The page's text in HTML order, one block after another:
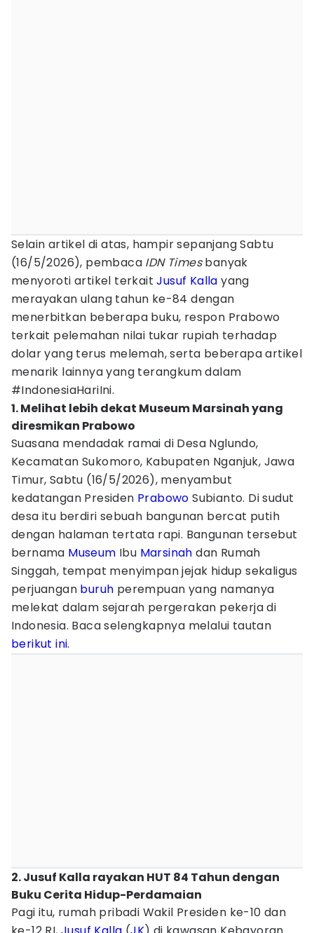
Selain artikel di atas, hampir sepanjang Sabtu
(16/5/2026), pembaca IDN Timesbanyak
menyoroti artikel terkaitJusuf Kalla yang
merayakan ulang tahun ke-84 dengan
menerbitkan beberapa buku, respon Prabowo
terkait pelemahan nilai tukar rupiah terhadap
dolar yang terus melemah, serta beberapa artikel
menarik lainnya yang terangkum dalam
#IndonesiaHariIni.
1. Melihat lebih dekat Museum Marsinah yang
diresmikan Prabowo
Suasana mendadak ramai di Desa Nglundo,
Kecamatan Sukomoro, Kabupaten Nganjuk, Jawa
Timur, Sabtu (16/5/2026), menyambut
kedatangan Presiden Prabowo Subianto. Di sudut
desa itu berdiri sebuah bangunan bercat putih
dengan halaman tertata rapi. Bangunan tersebut
bernama Museum Ibu Marsinah dan Rumah
Singgah, tempat menyimpan jejak hidup sekaligus
perjuangan buruh perempuan yang namanya
melekat dalam sejarah pergerakan pekerja di
Indonesia. Baca selengkapnya melalui tautan
berikut ini.
2. Jusuf Kalla rayakan HUT 84 Tahun dengan
Buku Cerita Hidup-Perdamaian
Pagi itu, rumah pribadi Wakil Presiden ke-10 dan